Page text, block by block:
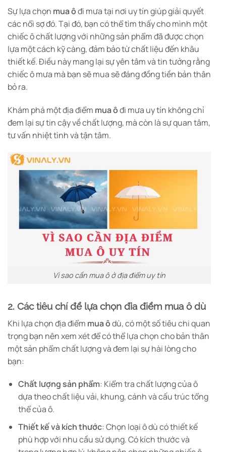
Sự lựa chọn mua ôđi mưa tại nơi uy tín giúp giải quyết
các nổi sợ đó. Tại đó, bạn có thể tìm thấy cho mình một
chiếc ô chất lượng với những sản phẩm đã được chọn
lựa một cách kỹ càng, đảm bảo từ chất liệu đến khâu
thiết kế. Điều này mang lại sự yên tâm và tin tưởng rằng
chiếc ô mưa mà bạn sẽ mua sẽ đáng đồng tiền bản thân
bỏ ra.
Khám phá một địa điểm mua ôđi mưa uy tín không chỉ
đem lại sự tin cậy về chất lượng, mà còn là sự quan tâm,
tư vấn nhiệt tình và tận tâm.
Vì sao cần mua ô ở địa điểm uy tín
2. Các tiêu chí để lựa chọn đỉa điểm mua ô dù
Khi lựa chọn địa điểm mua ôdù, có một số tiêu chi quan
trọng bạn nên xem xét để có thể lựa chọn cho bản thân
một sản phẩm chất lượng và đem lại sự hài lòng cho
bạn:
Chất lượng sản phẩm: Kiểm tra chất lượng của ô
dựa theo chất liệu vải, khung, cánh và cấu trúc tổng
thể của ô.
Thiết kế và kích thước: Chọn loại ô dù có thiết kế
phù hợp với nhu cầu sử dụng. Có kích thước và